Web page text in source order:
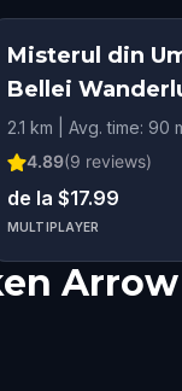
Misterul din
Bellei
Arrow
2.1 km | Avg. time: 90
4.89(9 reviews)
de la $17.99
MULTIPLAYER